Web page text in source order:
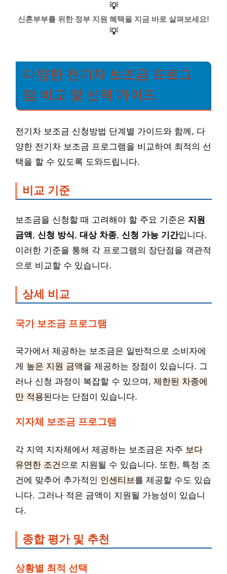
💡
신혼부부를 위한 정부 지원 혜택을 지금 바로 살펴보세요!
💡
다양한 전기차 보조금 프로그
램 비교 및 선택 가이드
전기차 보조금 신청방법 단계별 가이드와 함께, 다
양한 전기차 보조금 프로그램을 비교하여 최적의 선
택을 할 수 있도록 도와드립니다.
비교 기준
보조금을 신청할 때 고려해야 할 주요 기준은 지원
금액, 신청 방식, 대상 차종, 신청 가능 기간입니다.
이러한 기준을 통해 각 프로그램의 장단점을 객관적
으로 비교할 수 있습니다.
상세 비교
국가 보조금 프로그램
국가에서 제공하는 보조금은 일반적으로 소비자에
게 높은 지원 금액을 제공하는 장점이 있습니다. 그
러나 신청 과정이 복잡할 수 있으며, 제한된 차종에
만 적용된다는 단점이 있습니다.
지자체 보조금 프로그램
각 지역 지자체에서 제공하는 보조금은 자주 보다
유연한 조건 으로 지원될 수 있습니다. 또한, 특정 조
건에 맞추어 추가적인 인센티브 를 제공할 수도 있습
니다. 그러나 적은 금액이 지원될 가능성이 있습니
다.
종합 평가 및 추천
상황별 최적 선택